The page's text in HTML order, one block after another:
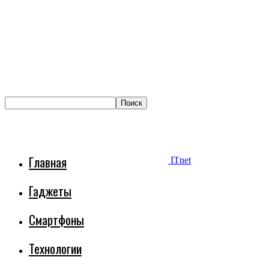
ITnet
Главная
Гаджеты
Смартфоны
Технологии